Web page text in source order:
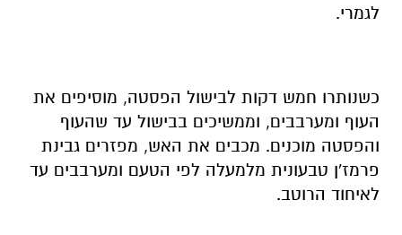
לגמרי.
כשנותרו חמש דקות לבישול הפסטה, מוסיפים את
העוף ומערבבים, וממשיכים בבישול עד שהעוף
והפסטה מוכנים. מכבים את האש, מפזרים גבינת
פרמז'ן טבעונית מלמעלה לפי הטעם ומערבבים עד
לאיחוד הרוטב.